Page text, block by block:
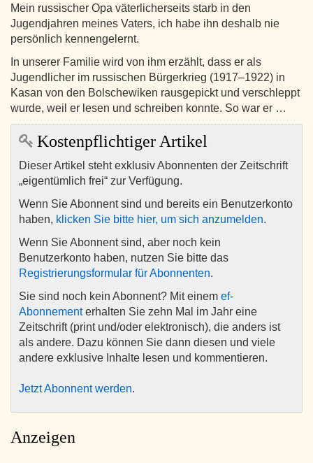
Mein russischer Opa väterlicherseits starb in den
Jugendjahren meines Vaters, ich habe ihn deshalb nie
persönlich kennengelernt.
In unserer Familie wird von ihm erzählt, dass er als
Jugendlicher im russischen Bürgerkrieg (1917–1922) in
Kasan von den Bolschewiken rausgepickt und verschleppt
wurde, weil er lesen und schreiben konnte. So war er …
Kostenpflichtiger Artikel
Dieser Artikel steht exklusiv Abonnenten der Zeitschrift
„eigentümlich frei“ zur Verfügung.
Wenn Sie Abonnent sind und bereits ein Benutzerkonto
haben, klicken Sie bitte hier, um sich anzumelden.
Wenn Sie Abonnent sind, aber noch kein
Benutzerkonto haben, nutzen Sie bitte das
Registrierungsformular für Abonnenten.
Sie sind noch kein Abonnent? Mit einem ef-
Abonnementerhalten Sie zehn Mal im Jahr eine
Zeitschrift (print und/oder elektronisch), die anders ist
als andere. Dazu können Sie dann diesen und viele
andere exklusive Inhalte lesen und kommentieren.
Jetzt Abonnent werden.
Anzeigen